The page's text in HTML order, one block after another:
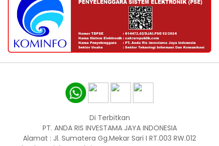
Di Terbitkan
PT. ANDA RIS INVESTAMA JAYA INDONESIA
Alamat : Jl. Sumatera Gg.Mekar Sari I RT.003 RW.012